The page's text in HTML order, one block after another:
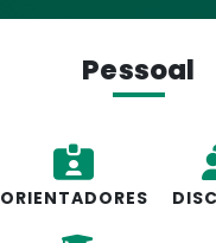
Pessoal
ORIENTADORES